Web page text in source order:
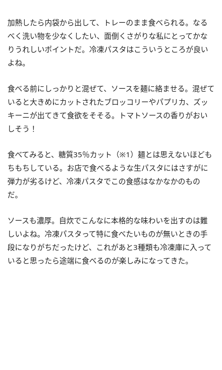
加熱したら内袋から出して、トレーのまま食べられる。なる
べく洗い物を少なくしたい、面倒くさがりな私にとってかな
りうれしいポイントだ。冷凍パスタはこういうところが良い
よね。
食べる前にしっかりと混ぜて、ソースを麺に絡ませる。混ぜて
いると大きめにカットされたブロッコリーやパプリカ、ズッ
キーニが出てきて食欲をそそる。トマトソースの香りがおい
しそう！
食べてみると、糖質35％カット（※1）麺とは思えないほども
ちもちしている。お店で食べるような生パスタにはさすがに
弾力が劣るけど、冷凍パスタでこの食感はなかなかのもの
だ。
ソースも濃厚。自炊でこんなに本格的な味わいを出すのは難
しいよね。冷凍パスタって特に食べたいものが無いときの手
段になりがちだったけど、これがあと3種類も冷凍庫に入って
いると思ったら途端に食べるのが楽しみになってきた。